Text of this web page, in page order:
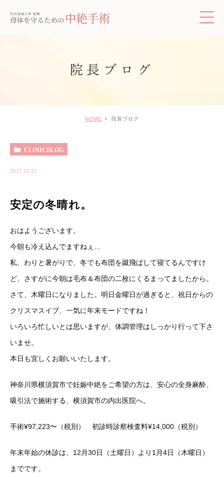
院長ブログ
HOME 院長ブログ
CLINICBLOG
2017.12.21
安定の冬晴れ。
おはようございます。
今朝も冷え込んでますねぇ…
私、わりと暑がりで、冬でも布団を蹴飛ばして寝てるんですけ
ど、さすがに今朝は毛布＆布団の二枚にくるまってましたから。
さて、木曜日になりました。明日金曜日が過ぎると、祝日からの
クリスマスイブ、一気に年末モードですね！
いろいろ忙しいとは思いますが、体調管理はしっかり行って下さ
いませ。
本日も宜しくお願いいたします。
神奈川県横須賀市で妊娠中絶をご希望の方は、安心の全身麻酔、
吸引法で施術する、横須賀市の内出医院へ。
手術¥97,223〜（税別） 初診時診察検査料¥14,000（税別）
年末年始の休診は、12月30日（土曜日）より1月4日（木曜日）
までです。